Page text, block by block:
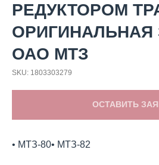
РЕДУКТОРОМ
ОРИГИНАЛЬНАЯ
ОАО МТЗ
SKU: 1803303279
ОСТАВИТЬ
• МТЗ-80• МТЗ-82